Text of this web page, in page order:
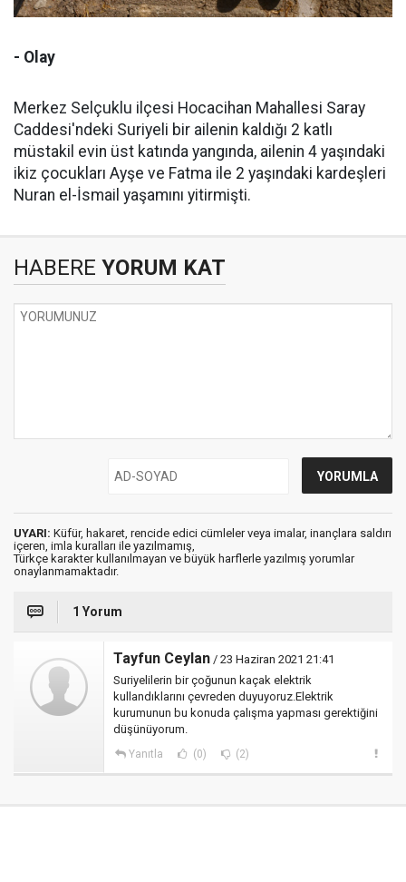
- Olay
Merkez Selçuklu ilçesi Hocacihan Mahallesi Saray
Caddesi'ndeki Suriyeli bir ailenin kaldığı 2 katlı
müstakil evin üst katında yangında, ailenin 4 yaşındaki
ikiz çocukları Ayşe ve Fatma ile 2 yaşındaki kardeşleri
Nuran el-İsmail yaşamını yitirmişti.
HABERE YORUM KAT
UYARI: Küfür, hakaret, rencide edici cümleler veya imalar, inançlara saldırı
içeren, imla kuralları ile yazılmamış,
Türkçe karakter kullanılmayan ve büyük harflerle yazılmış yorumlar
onaylanmamaktadır.
1 Yorum
Tayfun Ceylan / 23 Haziran 2021 21:41
Suriyelilerin bir çoğunun kaçak elektrik
kullandıklarını çevreden duyuyoruz.Elektrik
kurumunun bu konuda çalışma yapması gerektiğini
düşünüyorum.
Yanıtla (0) (2)